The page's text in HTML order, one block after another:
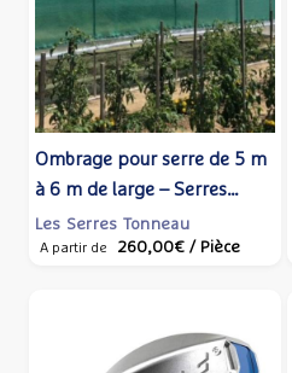
Ombrage pour serre de 5 m
à 6 m de large – Serres
Tonneau
Les Serres Tonneau
A partir de 260,00€ / Pièce